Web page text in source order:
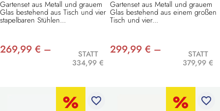
Gartenset aus Metall und grauem
Glas bestehend aus Tisch und vier
stapelbaren Stühlen...
269,99 € –
STATT
334,99 €
Gartenset aus Metall und grauem
Glas bestehend aus einem großen
Tisch und vier...
299,99 € –
STATT
379,99 €
favorite_border favorite_border